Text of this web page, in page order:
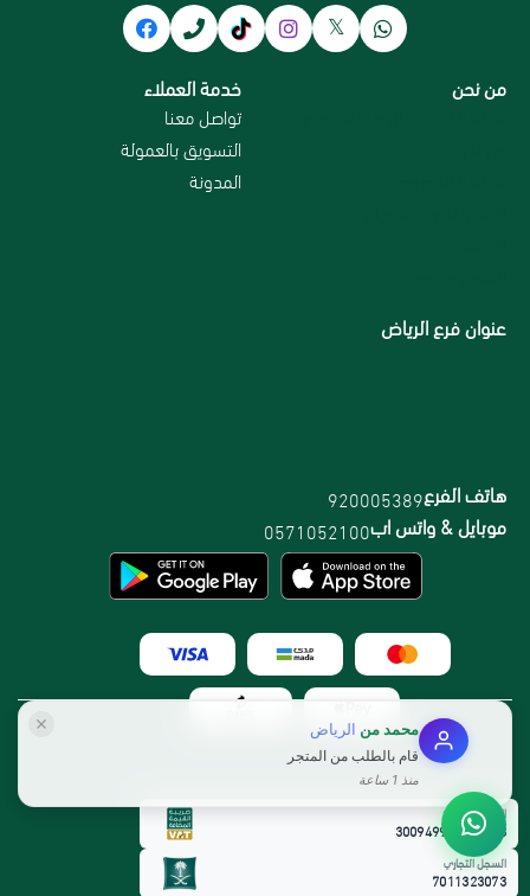
من نحن خدمة العملاء
تواصل معنا
التسويق بالعمولة
المدونة
عنوان فرع الرياض
هاتف الفرع920005389
موبايل & واتس اب0571052100
الرقم الضريبي:
300949912800003
السجل التجاري
7011323073
محمدمن الرياض
قام بالطلب من المتجر
منذ 1 ساعة